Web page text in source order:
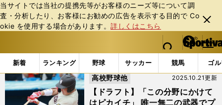
当サイトでは当社の提携先等がお客様のニーズ等について調
査・分析したり、お客様にお勧めの広告を表⽰する⽬的で Co
okie を使⽤する場合があります。詳しくはこちら
閉じ
る
web Sportiva (webスポルティーバ)
検索
マイペ
ー
ジ
メニュ
新着 ランキング 野球 サッカー 競馬 ゴ
b
ス
ポ
ル
「#桃次郎」の最新ニュース・ 情報
【ドラフト】「この分野にかけて
はピカイチ」 唯一無二の武器でプ
2025.10.21更新
高校野球他